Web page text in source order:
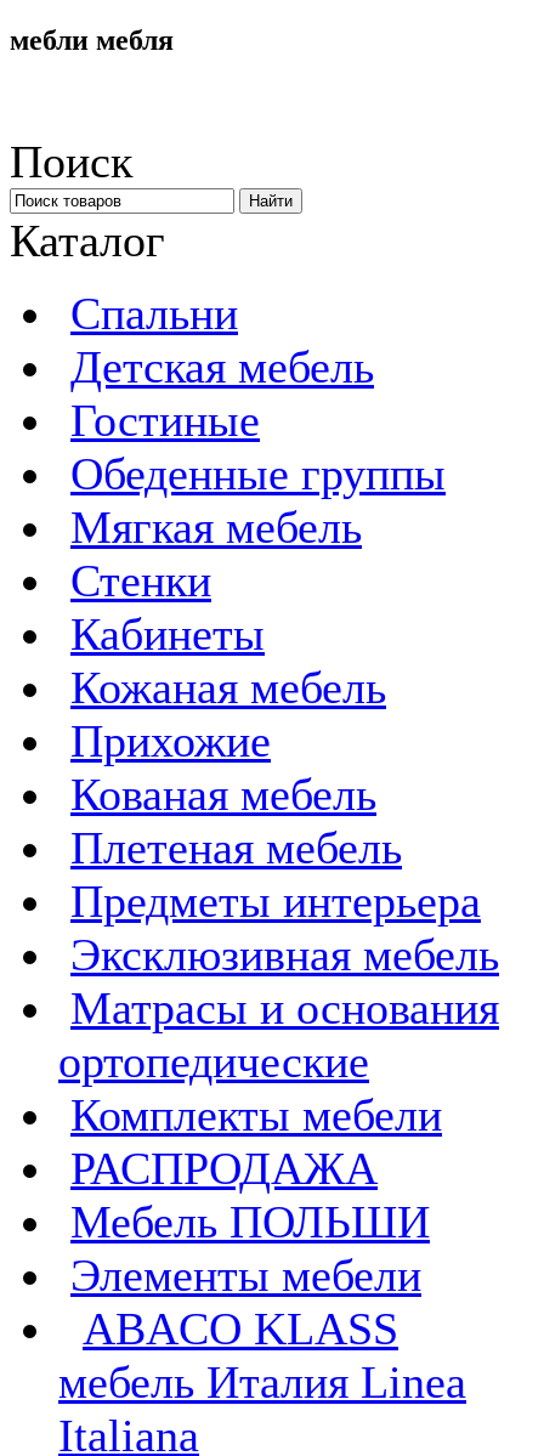
мебли мебля
Поиск
Каталог
Спальни
Детская мебель
Гостиные
Обеденные группы
Мягкая мебель
Стенки
Кабинеты
Кожаная мебель
Прихожие
Кованая мебель
Плетеная мебель
Предметы интерьера
Эксклюзивная мебель
Матрасы и основания
ортопедические
Комплекты мебели
РАСПРОДАЖА
Мебель ПОЛЬШИ
Элементы мебели
ABACO KLASS
мебель Италия Linea
Italiana